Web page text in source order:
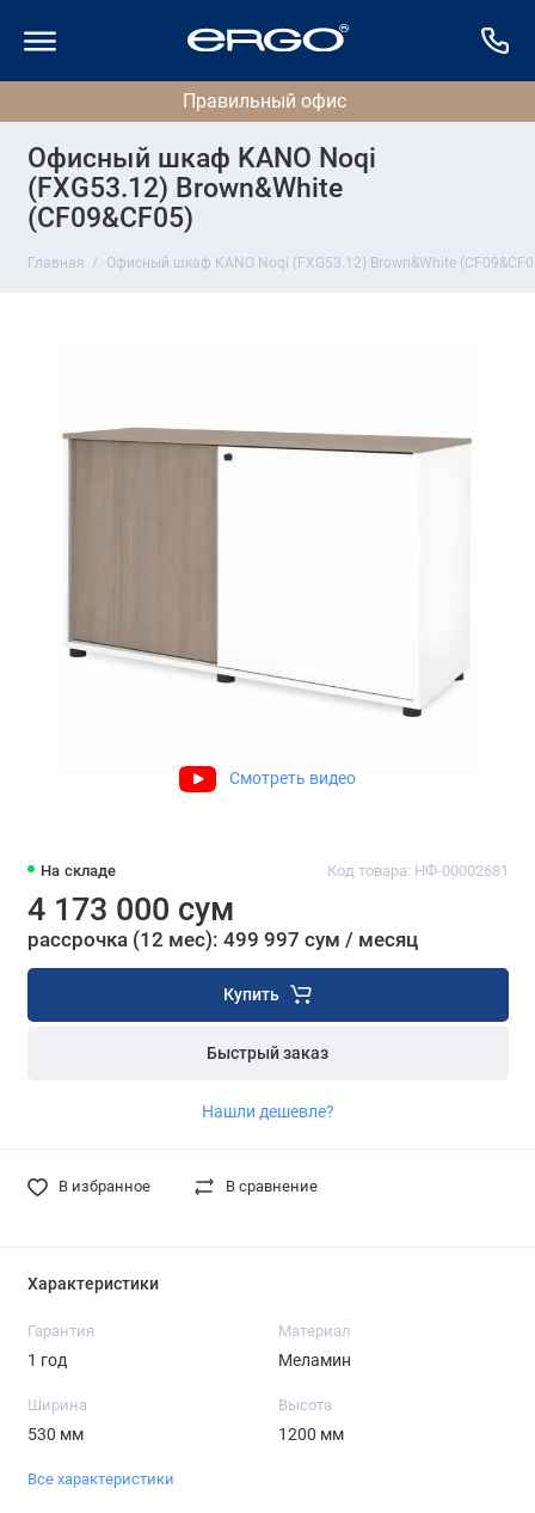
Офисный шкаф KANO Noqi
(FXG53.12) Brown&White
(CF09&CF05)
Главная Офисный шкаф KANO Noqi (FXG53.12) Brown&White
Смотреть видео
На складе Код товара: НФ-00002681
4 173 000 сум
рассрочка (12 мес): 499 997 сум / месяц
Купить
Быстрый заказ
Нашли дешевле?
В избранное В сравнение
Характеристики
Гарантия
1 год
Материал
Меламин
Ширина
530 мм
Высота
1200 мм
Все характеристики